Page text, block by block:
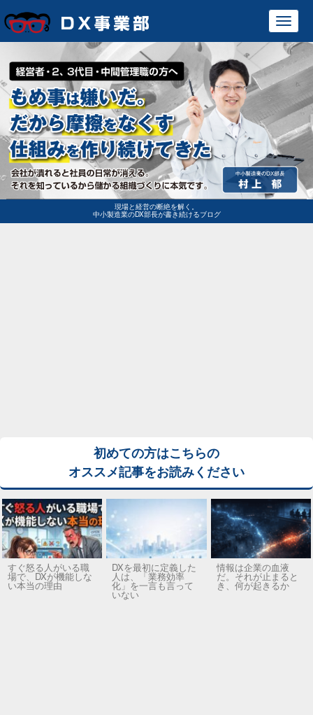
現場と経営の断絶を解く。
中小製造業のDX部長が書き続けるブログ
初めての方はこちらの
オススメ記事をお読みください
すぐ怒る人がいる職
場で、DXが機能しな
い本当の理由
DXを最初に定義した
人は、「業務効率
化」を一言も言って
いない
情報は企業の血液
だ。それが止まると
き、何が起きるか